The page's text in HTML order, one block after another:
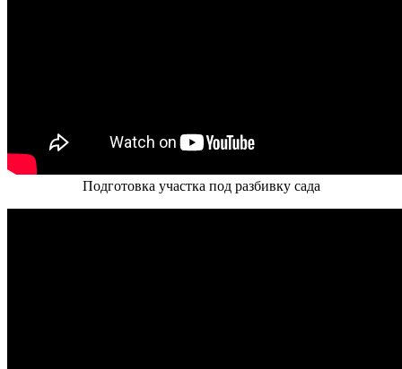
Подготовка участка под разбивку сада